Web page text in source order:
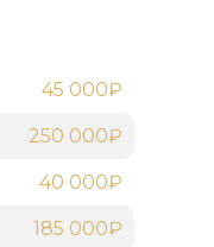
45 000₽
250 000₽
40 000₽
185 000₽